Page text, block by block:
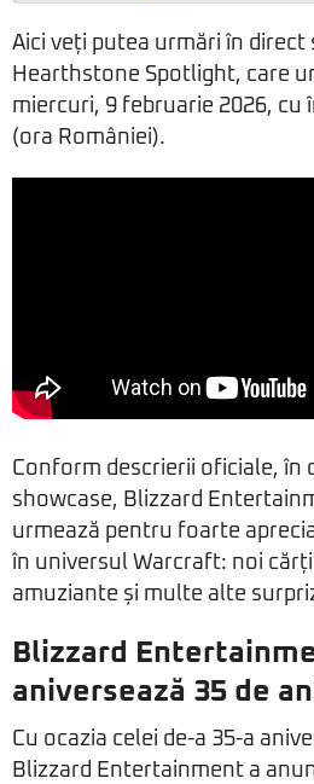
Aici veți putea urmări în direct
Hearthstone Spotlight, care
miercuri, 9 februarie 2026, cu
(ora României).
Conform descrierii oficiale, în
showcase, Blizzard
urmează pentru foarte
în universul Warcraft: noi
amuziante și multe alte
Blizzard
aniversează 35 de
Cu ocazia celei de-a 35-a
Blizzard Entertainment a